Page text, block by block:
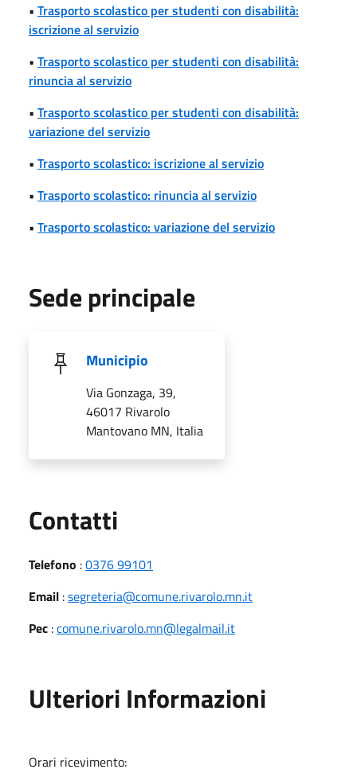
• Trasporto scolastico per studenti con disabilità:
iscrizione al servizio
• Trasporto scolastico per studenti con disabilità:
rinuncia al servizio
• Trasporto scolastico per studenti con disabilità:
variazione del servizio
• Trasporto scolastico: iscrizione al servizio
• Trasporto scolastico: rinuncia al servizio
• Trasporto scolastico: variazione del servizio
Sede principale
Municipio
Via Gonzaga, 39,
46017 Rivarolo
Mantovano MN, Italia
Contatti
Telefono :0376 99101
Email :segreteria@comune.rivarolo.mn.it
Pec :comune.rivarolo.mn@legalmail.it
Ulteriori Informazioni
Orari ricevimento: